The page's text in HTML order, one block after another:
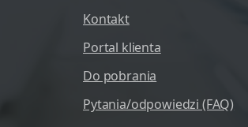
Kontakt
Portal klienta
Do pobrania
Pytania/odpowiedzi (FAQ)